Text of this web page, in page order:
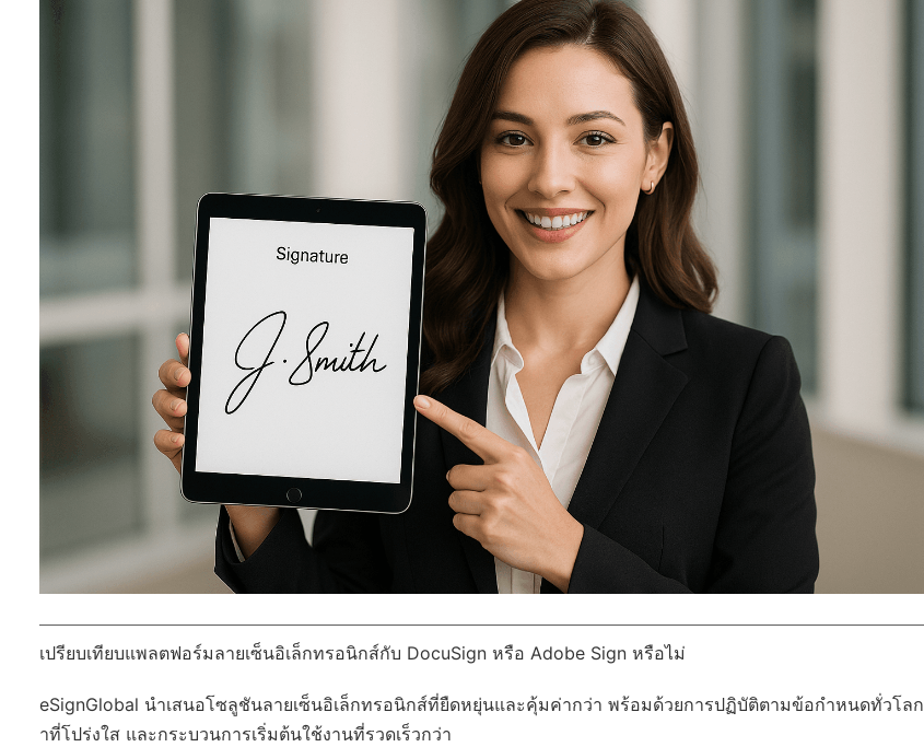
เปรียบเทียบแพลตฟอร์มลายเซ็นอิเล็กทรอนิกส์กับ DocuSign หรือ Adobe Sign หรือไม่
eSignGlobal นำเสนอโซลูชันลายเซ็นอิเล็กทรอนิกส์ที่ยืดหยุ่นและคุ้มค่ากว่า พร้อมด้วยการปฏิบัติตามข้อกำหนดทั่วโลก
าที่โปร่งใส และกระบวนการเริ่มต้นใช้งานที่รวดเร็วกว่า